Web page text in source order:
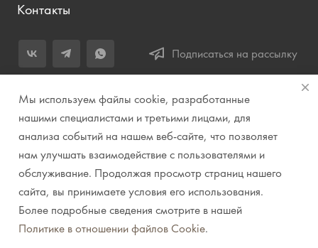
Контакты
Подписаться на рассылку
+7 (343) 283-04-11
Заказать звонок
info@prirodazvuka.ru
620144, г. Екатеринбург, ул. Хохрякова, д. 98, салон 27, ТЦ
«Весенний», 2 этаж, Центральный вход с ул. Куйбышева
© 2007-2026 Компания "Природа звука" // Звук. Свет.
Видео. Комплексные решения. Музыкальные
Мы используем файлы cookie, разработанные
нашими специалистами и третьими лицами, для
анализа событий на нашем веб-сайте, что позволяет
нам улучшать взаимодействие с пользователями и
обслуживание. Продолжая просмотр страниц нашего
сайта, вы принимаете условия его использования.
Более подробные сведения смотрите в нашей
Политике в отношении файлов Cookie.